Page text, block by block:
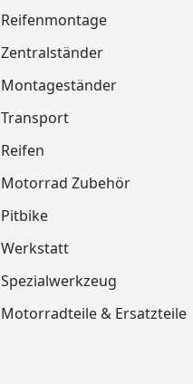
Reifenmontage
Zentralständer
Montageständer
Transport
Reifen
Motorrad Zubehör
Pitbike
Werkstatt
Spezialwerkzeug
Motorradteile & Ersatzteile